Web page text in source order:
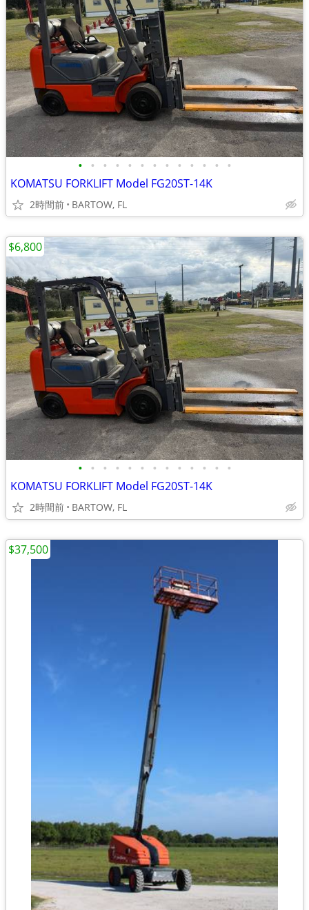
• • • • • • • • • • • • •
KOMATSU FORKLIFT Model FG20ST-14K
2時間前 BARTOW, FL
• • • • • • • • • • • • •
KOMATSU FORKLIFT Model FG20ST-14K
2時間前 BARTOW, FL
$6,800
$37,500